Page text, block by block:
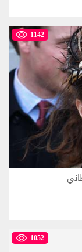
1142
1052